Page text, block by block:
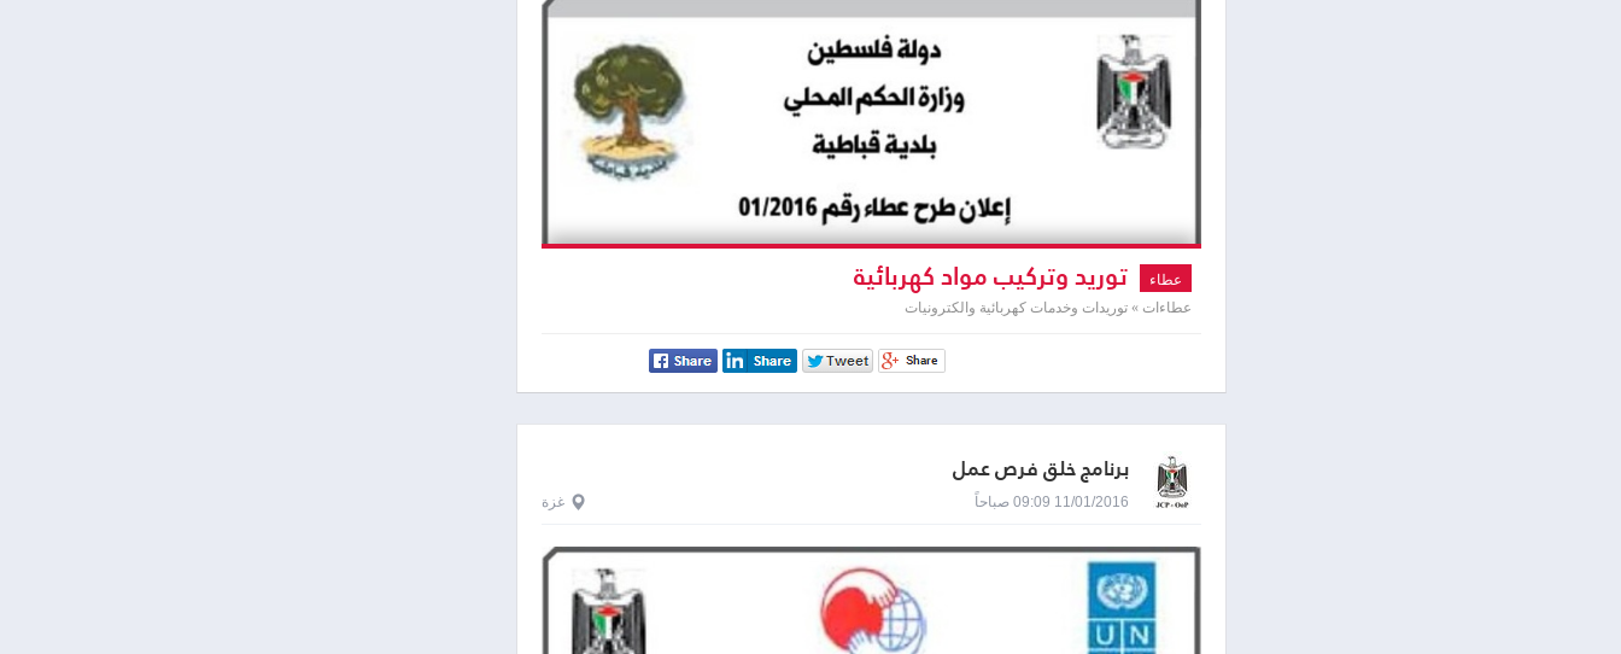
عطاء توريد وتركيب مواد كهربائية
عطاءات » توريدات وخدمات كهربائية والكترونيات
برنامج خلق فرص عمل
11/01/2016 09:09 صباحاً غزة